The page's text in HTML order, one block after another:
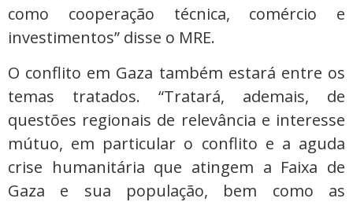
como cooperação técnica, comércio e
investimentos” disse o MRE.
O conflito em Gaza também estará entre os
temas tratados. “Tratará, ademais, de
questões regionais de relevância e interesse
mútuo, em particular o conflito e a aguda
crise humanitária que atingem a Faixa de
Gaza e sua população, bem como as